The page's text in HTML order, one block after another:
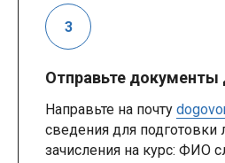
Отправьте документы
Направьте на почту
сведения для подготовки
зачисления на курс: ФИО